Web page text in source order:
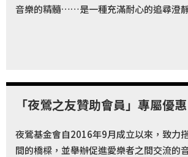
音樂的精髓……是一種充滿耐心的追尋澄
「夜鶯之友贊助會員」專屬優惠
夜鶯基金會自2016年9月成立以來，致力
間的橋樑，並舉辦促進愛樂者之間交流的